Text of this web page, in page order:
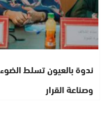
ندوة بالعيون تسلط
وصناعة القرار